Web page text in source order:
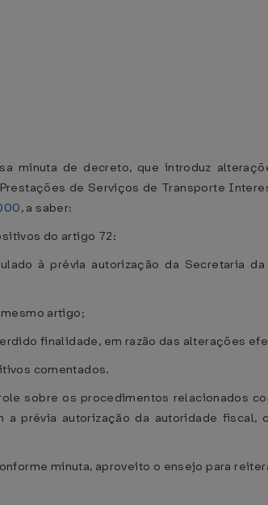
minuta de decreto, que introduz
de Serviços de Transporte
, a saber:
do artigo 72:
à prévia autorização da Secretaria
mesmo artigo;
finalidade, em razão das alterações
comentados.
sobre os procedimentos relacionados
prévia autorização da autoridade fiscal,
minuta, aproveito o ensejo para